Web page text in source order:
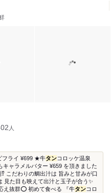
人
フライ ¥699 ★牛タンコロッケ温泉
ャラメルバター ¥659 を頂きました
こだわりの鯛出汁は 旨みと甘みが口
見た目も映えて出汁と玉子が合う✨
え抜群⭕️ 初めて食べる 『牛タンコロ